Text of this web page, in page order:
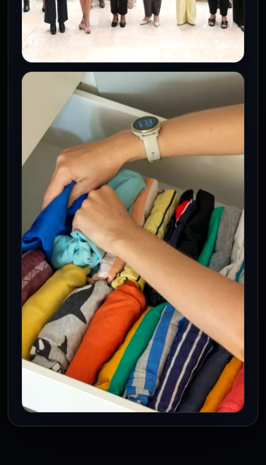
CÁMARA DE DIPUTADOS
Mónica Sandoval propone poner a la
familia en políticas públicas
16 May 2026
En medio de un país marcado por la
violencia, la incertidumbre económica y
los cambios sociales acelerados, la…
ESTILO DE VIDA